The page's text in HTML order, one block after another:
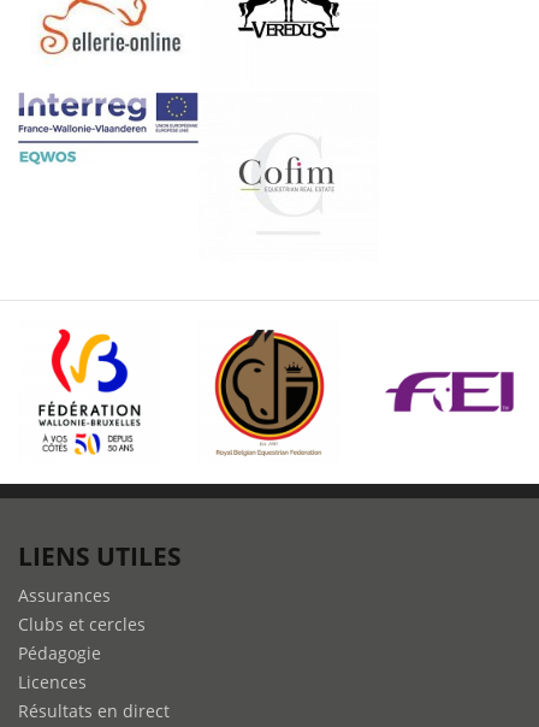
LIENS UTILES
Assurances
Clubs et cercles
Pédagogie
Licences
Résultats en direct